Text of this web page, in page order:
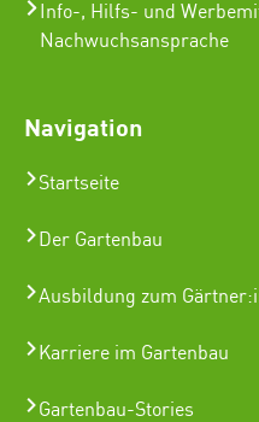
Info-, Hilfs- und
Nachwuchsansprache
Navigation
Startseite
Der Gartenbau
Ausbildung zum
Karriere im Gartenbau
Gartenbau-Stories